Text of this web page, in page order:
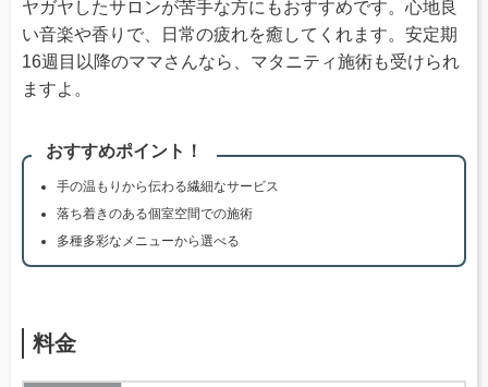
ヤガヤしたサロンが苦手な方にもおすすめです。心地良
い音楽や香りで、日常の疲れを癒してくれます。安定期
16週目以降のママさんなら、マタニティ施術も受けられ
ますよ。
おすすめポイント！
手の温もりから伝わる繊細なサービス
落ち着きのある個室空間での施術
多種多彩なメニューから選べる
料金